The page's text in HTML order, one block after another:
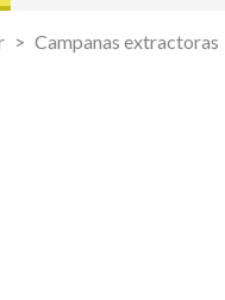
Campanas extractoras